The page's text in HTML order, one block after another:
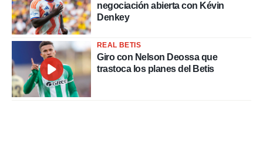
negociación abierta con Kévin
Denkey
REAL BETIS
Giro con Nelson Deossa que
trastoca los planes del Betis